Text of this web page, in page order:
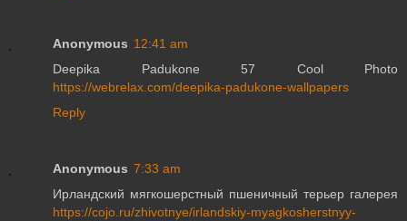
Anonymous 12:41 am
Deepika Padukone 57 Cool Photo
https://webrelax.com/deepika-padukone-wallpapers
Reply
Anonymous 7:33 am
Ирландский мягкошерстный пшеничный терьер галерея
https://cojo.ru/zhivotnye/irlandskiy-myagkosherstnyy-